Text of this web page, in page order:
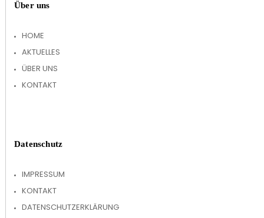
Über uns
HOME
AKTUELLES
ÜBER UNS
KONTAKT
Datenschutz
IMPRESSUM
KONTAKT
DATENSCHUTZERKLÄRUNG